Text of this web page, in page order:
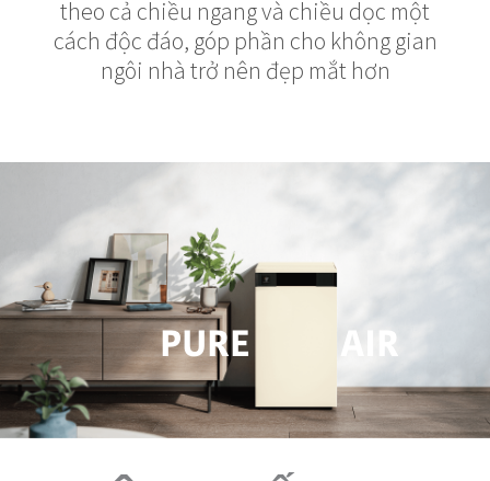
theo cả chiều ngang và chiều dọc một
cách độc đáo, góp phần cho không gian
ngôi nhà trở nên đẹp mắt hơn
PURE AIR